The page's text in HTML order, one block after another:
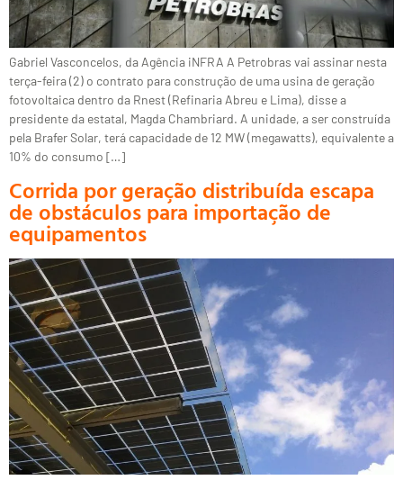
Gabriel Vasconcelos, da Agência iNFRA A Petrobras vai assinar nesta
terça-feira (2) o contrato para construção de uma usina de geração
fotovoltaica dentro da Rnest (Refinaria Abreu e Lima), disse a
presidente da estatal, Magda Chambriard. A unidade, a ser construída
pela Brafer Solar, terá capacidade de 12 MW (megawatts), equivalente a
10% do consumo […]
Corrida por geração distribuída escapa
de obstáculos para importação de
equipamentos